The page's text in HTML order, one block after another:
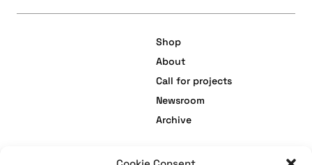
Shop
About
Call for projects
Newsroom
Archive